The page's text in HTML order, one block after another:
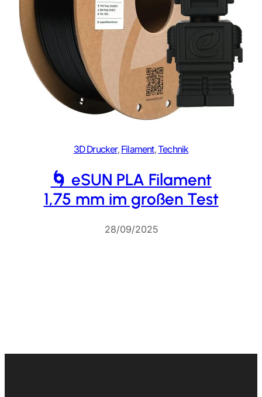
3D Drucker, Filament, Technik
🌀 eSUN PLA Filament
1,75 mm im großen Test
28/09/2025